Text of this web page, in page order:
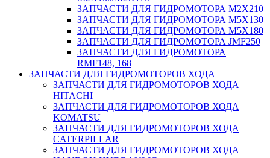
ЗАПЧАСТИ ДЛЯ ГИДРОМОТОРА M2X210
ЗАПЧАСТИ ДЛЯ ГИДРОМОТОРА M5X130
ЗАПЧАСТИ ДЛЯ ГИДРОМОТОРА M5X180
ЗАПЧАСТИ ДЛЯ ГИДРОМОТОРА JMF250
ЗАПЧАСТИ ДЛЯ ГИДРОМОТОРА
RMF148, 168
ЗАПЧАСТИ ДЛЯ ГИДРОМОТОРОВ ХОДА
ЗАПЧАСТИ ДЛЯ ГИДРОМОТОРОВ ХОДА
HITACHI
ЗАПЧАСТИ ДЛЯ ГИДРОМОТОРОВ ХОДА
KOMATSU
ЗАПЧАСТИ ДЛЯ ГИДРОМОТОРОВ ХОДА
CATERPILLAR
ЗАПЧАСТИ ДЛЯ ГИДРОМОТОРОВ ХОДА